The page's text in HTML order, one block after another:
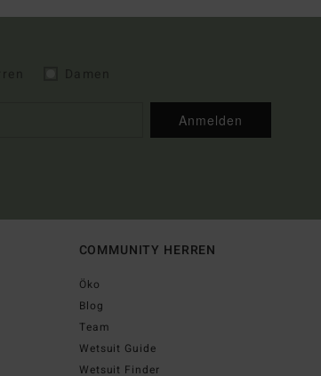
Anmelden
COMMUNITY HERREN
Öko
Blog
Team
Wetsuit Guide
Wetsuit Finder